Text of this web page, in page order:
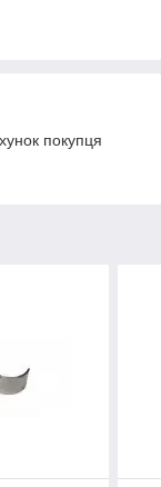
покупця